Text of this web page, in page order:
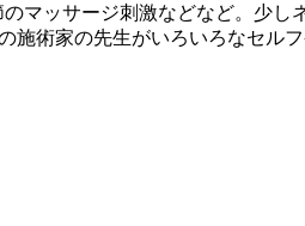
マッサージ刺激などなど。少し
施術家の先生がいろいろなセル